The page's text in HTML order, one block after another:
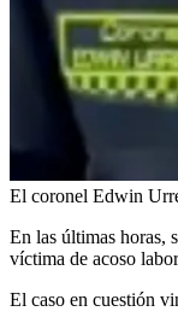
El coronel Edwin
En las últimas horas,
víctima de acoso
El caso en cuestión